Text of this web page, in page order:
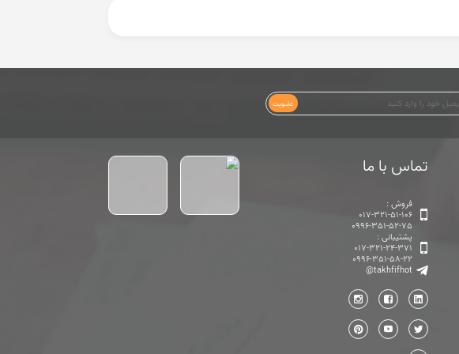
عضویت
تماس با ما
فروش :
017-321-51-106
0996-351-52-75
پشتیبانی :
017-321-24-371
0996-351-58-22
@takhfifhot